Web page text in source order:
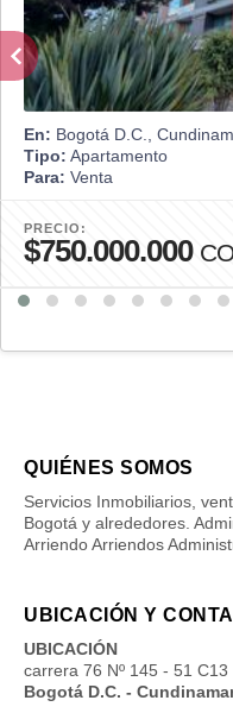
En: Bogotá D.C.,
Tipo: Apartamento
Para: Venta
PRECIO:
$750.000.000
QUIÉNES SOMOS
Servicios Inmobiliarios,
Bogotá y alrededores.
Arriendo Arriendos
UBICACIÓN Y
UBICACIÓN
carrera 76 Nº 145 - 51 C13
Bogotá D.C. -